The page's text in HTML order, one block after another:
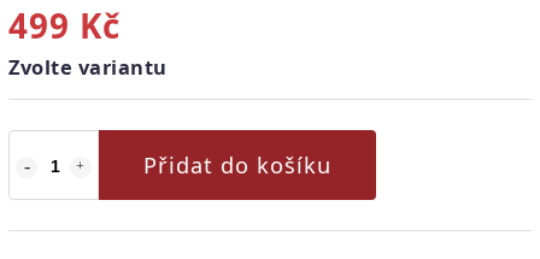
499 Kč
Zvolte variantu
Přidat do košíku